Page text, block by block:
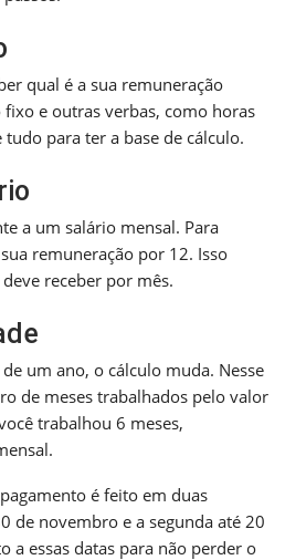
qual é a sua remuneração
e outras verbas, como horas
para ter a base de cálculo.
a um salário mensal. Para
remuneração por 12. Isso
receber por mês.
um ano, o cálculo muda. Nesse
de meses trabalhados pelo valor
trabalhou 6 meses,
é feito em duas
de novembro e a segunda até 20
a essas datas para não perder o